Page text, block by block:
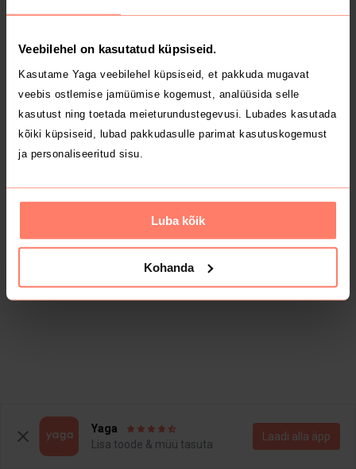
Veebilehel on kasutatud küpsiseid.
Kasutame Yaga veebilehel küpsiseid, et pakkuda mugavat
veebis ostlemise jamüümise kogemust, analüüsida selle
kasutust ning toetada meieturundustegevusi. Lubades kasutada
kõiki küpsiseid, lubad pakkudasulle parimat kasutuskogemust
ja personaliseeritud sisu.
Luba kõik
Kohanda
Yaga
Lisa toode & müü tasuta
Laadi alla äpp